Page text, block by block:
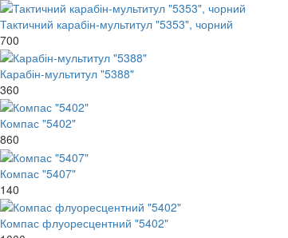
Тактичний карабін-мультитул "5353", чорний
700
Карабін-мультитул "5388"
360
Компас "5402"
860
Компас "5407"
140
Компас флуоресцентний "5402"